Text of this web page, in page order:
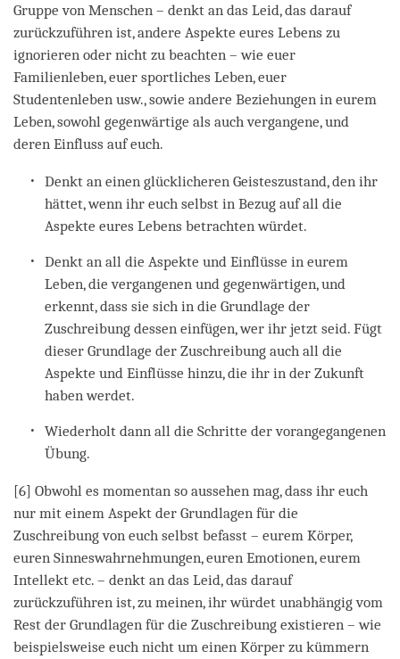
Gruppe von Menschen – denkt an das Leid, das darauf
zurückzuführen ist, andere Aspekte eures Lebens zu
ignorieren oder nicht zu beachten – wie euer
Familienleben, euer sportliches Leben, euer
Studentenleben usw., sowie andere Beziehungen in eurem
Leben, sowohl gegenwärtige als auch vergangene, und
deren Einfluss auf euch.
Denkt an einen glücklicheren Geisteszustand, den ihr
hättet, wenn ihr euch selbst in Bezug auf all die
Aspekte eures Lebens betrachten würdet.
Denkt an all die Aspekte und Einflüsse in eurem
Leben, die vergangenen und gegenwärtigen, und
erkennt, dass sie sich in die Grundlage der
Zuschreibung dessen einfügen, wer ihr jetzt seid. Fügt
dieser Grundlage der Zuschreibung auch all die
Aspekte und Einflüsse hinzu, die ihr in der Zukunft
haben werdet.
Wiederholt dann all die Schritte der vorangegangenen
Übung.
[6] Obwohl es momentan so aussehen mag, dass ihr euch
nur mit einem Aspekt der Grundlagen für die
Zuschreibung von euch selbst befasst – eurem Körper,
euren Sinneswahrnehmungen, euren Emotionen, eurem
Intellekt etc. – denkt an das Leid, das darauf
zurückzuführen ist, zu meinen, ihr würdet unabhängig vom
Rest der Grundlagen für die Zuschreibung existieren – wie
beispielsweise euch nicht um einen Körper zu kümmern